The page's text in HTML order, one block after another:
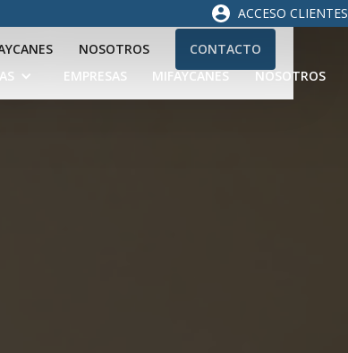
NOSOTROS CONTACTO
ACCESO CLIENTES
EMPRESAS MIFAYCANES NOSOTROS